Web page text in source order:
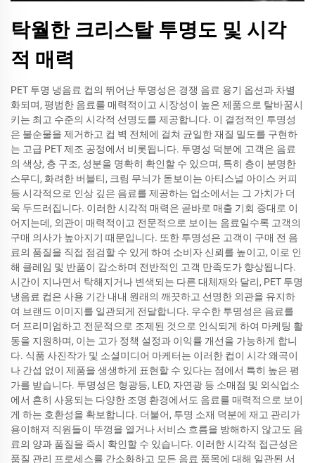
탁월한 크리스탈 투명도 및 시각
적 매력
PET 투명 냉음료 컵의 뛰어난 투명성은 경쟁 음료 용기 옵션과 차별
화되며, 평범한 음료를 매력적이고 시장성이 높은 제품으로 탈바꿈시
키는 최고 수준의 시각적 선명도를 제공합니다. 이 결정적인 투명성
은 불순물을 제거하고 컵 벽 전체에 걸쳐 균일한 재질 밀도를 구현하
는 고급 PET 제조 공정에서 비롯됩니다. 투명성 덕분에 고객은 음료
의 색상, 층 구조, 성분을 명확히 확인할 수 있으며, 특히 층이 분명한
스무디, 화려한 버블티, 크림 무늬가 돋보이는 아티스널 아이스 커피
등 시각적으로 인상 깊은 음료를 제공하는 업소에서는 그 가치가 더
욱 두드러집니다. 이러한 시각적 매력은 곧바로 매출 기회 증대로 이
어지는데, 외관이 매력적이고 전문적으로 보이는 음료일수록 고객의
구매 의사가 높아지기 때문입니다. 또한 투명성은 고객이 구매 전 음
료의 품질을 직접 점검할 수 있게 하여 소비자 신뢰를 높이고, 이로 인
해 클레임 및 반품이 감소하며 전반적인 고객 만족도가 향상됩니다.
시간이 지나면서 탁해지거나 변색되는 다른 대체재와 달리, PET 투명
냉음료 컵은 사용 기간 내내 원래의 깨끗하고 선명한 외관을 유지하
여 브랜드 이미지를 일관되게 전달합니다. 우수한 투명성은 음료를
더 프리미엄하고 전문적으로 조제된 것으로 인식되게 하여 마케팅 활
동을 지원하며, 이는 고가 정책 설정과 이익률 개선을 가능하게 합니
다. 식품 사진작가 및 소셜미디어 마케터는 이러한 컵이 시각 왜곡이
나 간섭 없이 제품을 생생하게 표현할 수 있다는 점에서 특히 높은 평
가를 받습니다. 투명성은 형광등, LED, 자연광 등 소매점 및 외식업소
에서 흔히 사용되는 다양한 조명 환경에서도 음료를 매력적으로 보이
게 하는 호환성을 확보합니다. 더불어, 투명 소재 덕분에 재고 관리가
용이해져 직원들이 뚜껑을 열거나 서비스 흐름을 방해하지 않고도 음
료의 양과 품질을 즉시 확인할 수 있습니다. 이러한 시각적 접근성은
품질 관리 프로세스를 간소화하고 모든 음료 품목에 대해 일관된 서